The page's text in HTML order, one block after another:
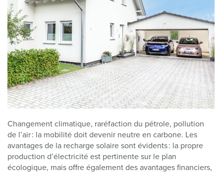
Changement climatique, raréfaction du pétrole, pollution
de l’air : la mobilité doit devenir neutre en carbone. Les
avantages de la recharge solaire sont évidents : la propre
production d’électricité est pertinente sur le plan
écologique, mais offre également des avantages financiers,